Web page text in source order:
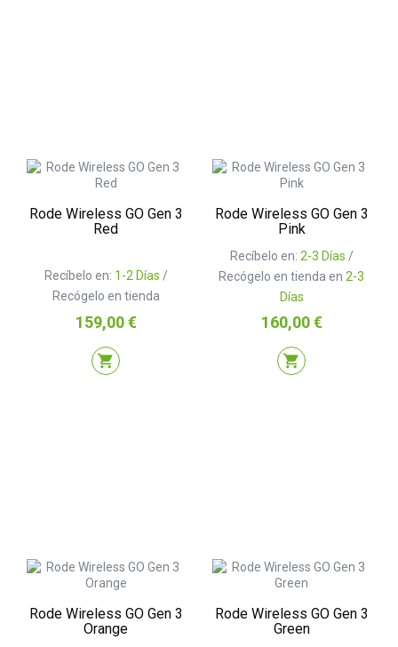
Rode Wireless GO Gen 3
Red
Recíbelo en: 1-2 Días /
Recógelo en tienda
Precio
159,00 €
shopping_cart
Rode Wireless GO Gen 3
Pink
Recíbelo en: 2-3 Días /
Recógelo en tienda en 2-3
Días
Precio
160,00 €
shopping_cart
Rode Wireless GO Gen 3
Orange
Rode Wireless GO Gen 3
Green